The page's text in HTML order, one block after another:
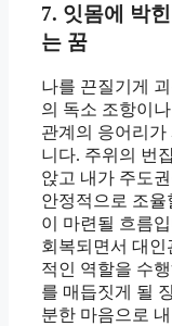
7. 잇몸에 박
는 꿈
나를 끈질기게
의 독소 조항이
관계의 응어리가
니다. 주위의 번
앉고 내가 주도
안정적으로 조율
이 마련될 흐름
회복되면서 대인
적인 역할을 수
를 매듭짓게 될
분한 마음으로